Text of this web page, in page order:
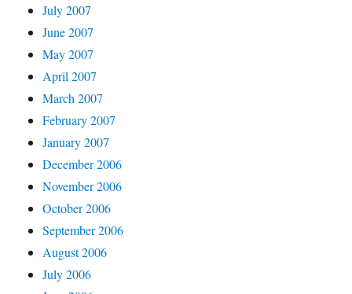
July 2007
June 2007
May 2007
April 2007
March 2007
February 2007
January 2007
December 2006
November 2006
October 2006
September 2006
August 2006
July 2006